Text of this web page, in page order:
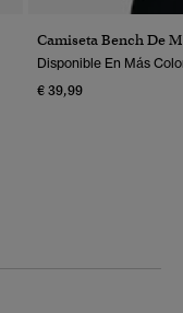
Camiseta Bench De
Disponible En Más
€ 39,99